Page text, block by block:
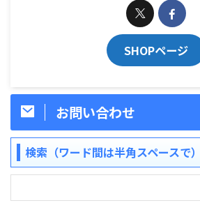
SHOPページ
お問い合わせ
検索（ワード間は半角スペースで）